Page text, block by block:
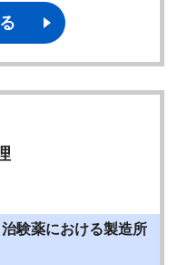
験薬における製造所